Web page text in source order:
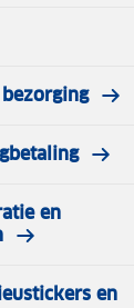
de
binnen
en
en